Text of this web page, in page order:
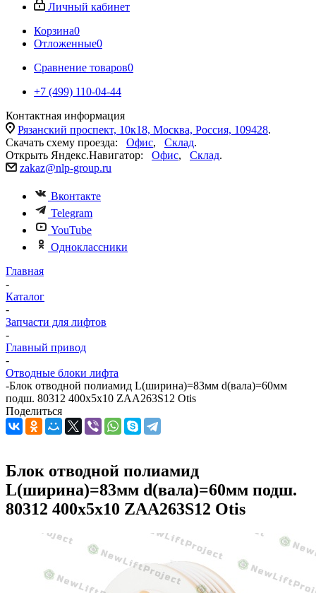
Личный кабинет
Корзина0
Отложенные0
Сравнение товаров0
+7 (499) 110-04-44
Контактная информация
Рязанский проспект, 10к18, Москва, Россия, 109428.
Скачать схему проезда: Офис, Склад.
Открыть Яндекс.Навигатор: Офис, Склад.
zakaz@nlp-group.ru
Вконтакте
Telegram
YouTube
Одноклассники
Главная
-
Каталог
-
Запчасти для лифтов
-
Главный привод
-
Отводные блоки лифта
-Блок отводной полиамид L(ширина)=83мм d(вала)=60мм
подш. 80312 400х5х10 ZAA263S12 Otis
Поделиться
Блок отводной полиамид
L(ширина)=83мм d(вала)=60мм подш.
80312 400х5х10 ZAA263S12 Otis